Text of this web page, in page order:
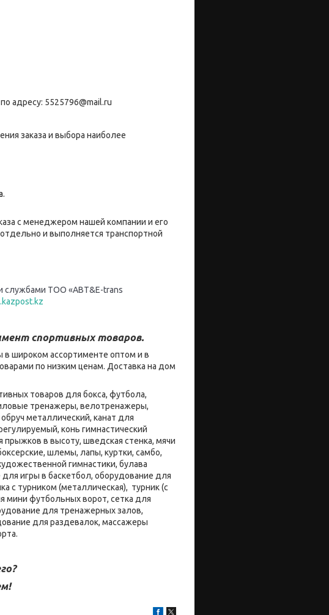
адресу: 5525796@mail.ru
заказа и выбора наиболее
с менеджером нашей компании и его
и выполняется транспортной
службами ТОО «ABT&E-trans
спортивных товаров.
широком ассортименте оптом и в
по низким ценам. Доставка на дом
товаров для бокса, футбола,
тренажеры, велотренажеры,
металлический, канат для
конь гимнастический
в высоту, шведская стенка, мячи
шлемы, лапы, куртки, самбо,
гимнастики, булава
для игры в баскетбол, оборудование для
с турником (металлическая), турник (с
мини футбольных ворот, сетка для
для тренажерных залов,
для раздевалок, массажеры